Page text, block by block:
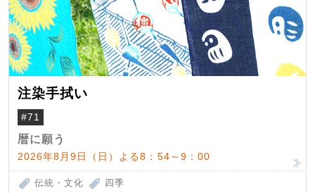
注染手拭い
#71
暦に願う
2026年8月9日（日）よる8：54～9：00
伝統・文化 四季